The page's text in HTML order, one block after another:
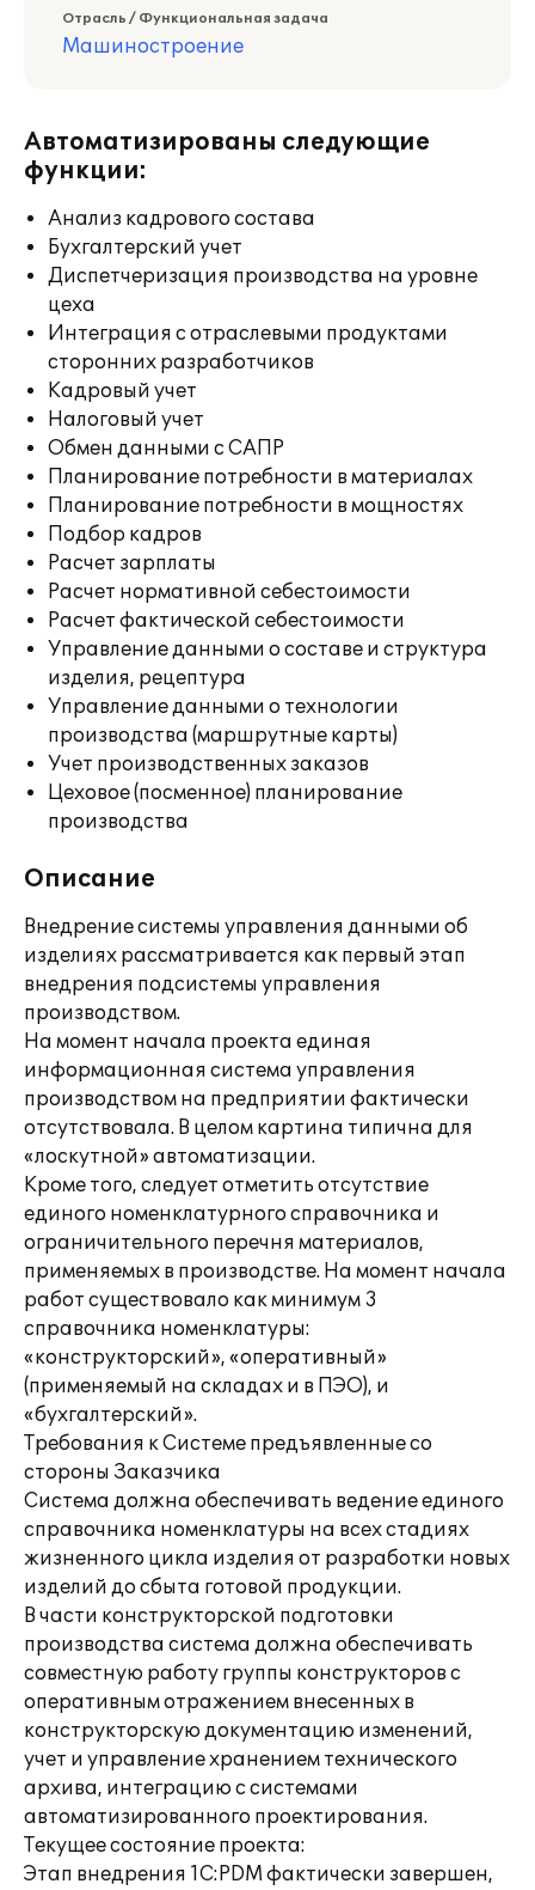
Отрасль / Функциональная задача
Машиностроение
Автоматизированы следующие
функции:
Анализ кадрового состава
Бухгалтерский учет
Диспетчеризация производства на уровне
цеха
Интеграция с отраслевыми продуктами
сторонних разработчиков
Кадровый учет
Налоговый учет
Обмен данными с САПР
Планирование потребности в материалах
Планирование потребности в мощностях
Подбор кадров
Расчет зарплаты
Расчет нормативной себестоимости
Расчет фактической себестоимости
Управление данными о составе и структура
изделия, рецептура
Управление данными о технологии
производства (маршрутные карты)
Учет производственных заказов
Цеховое (посменное) планирование
производства
Описание
Внедрение системы управления данными об
изделиях рассматривается как первый этап
внедрения подсистемы управления
производством.
На момент начала проекта единая
информационная система управления
производством на предприятии фактически
отсутствовала. В целом картина типична для
«лоскутной» автоматизации.
Кроме того, следует отметить отсутствие
единого номенклатурного справочника и
ограничительного перечня материалов,
применяемых в производстве. На момент начала
работ существовало как минимум 3
справочника номенклатуры:
«конструкторский», «оперативный»
(применяемый на складах и в ПЭО), и
«бухгалтерский».
Требования к Системе предъявленные со
стороны Заказчика
Система должна обеспечивать ведение единого
справочника номенклатуры на всех стадиях
жизненного цикла изделия от разработки новых
изделий до сбыта готовой продукции.
В части конструкторской подготовки
производства система должна обеспечивать
совместную работу группы конструкторов с
оперативным отражением внесенных в
конструкторскую документацию изменений,
учет и управление хранением технического
архива, интеграцию с системами
автоматизированного проектирования.
Текущее состояние проекта:
Этап внедрения 1C:PDM фактически завершен,